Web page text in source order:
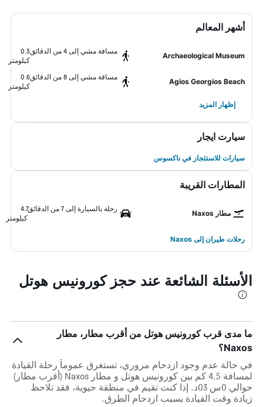
أشهر المعالم
Archaeological Museum
مسافة مشي إلى 4 من الدقائق
0.3
كيلومتر
Agios Georgios Beach
مسافة مشي إلى 8 من الدقائق
0.6
كيلومتر
إظهار المزيد
سيارت ايجار
سيارات للاستئجار في ناكسوس
المطارات القريبة
مطار Naxos
رحلة بالسيارة إلى 7 من الدقائق
4.7
كيلومتر
رحلات طيران إلى Naxos
الأسئلة الشائعة عند حجز كورونيس هوتل
ما مدى قرب كورونيس هوتل من أقرب مطار، مطار
Naxos؟
في حالة عدم وجود ازدحام مروري، تستغرق عموماً رحلة القيادة
لمسافة 4.5 كم بين كورونيس هوتل و مطار Naxos (أقرب مطار)
حوالي 0س 03د. إذا كنت تقيم في منطقة حيوية، فقد تلاحظ
زيادة وقت القيادة بسبب ازدحام الطرق.